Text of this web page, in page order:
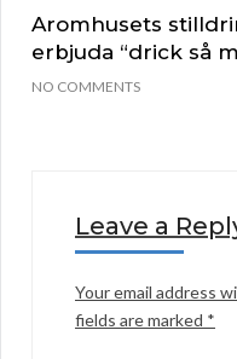
Aromhusets
erbjuda “drick så
NO COMMENTS
Leave a
Your email address
fields are marked *